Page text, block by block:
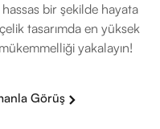
bir şekilde hayata
tasarımda en yüksek
yakalayın!
Görüş